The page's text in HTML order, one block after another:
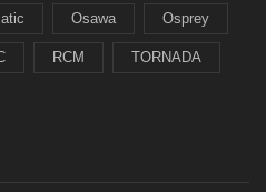
Osawa Osprey
RCM TORNADA